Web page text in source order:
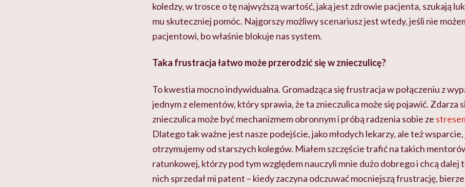
koledzy, w trosce o tę najwyższą wartość, jaką jest zdrowie pacjenta, szukają
mu skuteczniej pomóc. Najgorszy możliwy scenariusz jest wtedy, jeśli nie
pacjentowi, bo właśnie blokuje nas system.
Taka frustracja łatwo może przerodzić się w znieczulicę?
To kwestia mocno indywidualna. Gromadząca się frustracja w połączeniu z
jednym z elementów, który sprawia, że ta znieczulica może się pojawić. Zdarza
znieczulica może być mechanizmem obronnym i próbą radzenia sobie ze
Dlatego tak ważne jest nasze podejście, jako młodych lekarzy, ale też wsparcie,
otrzymujemy od starszych kolegów. Miałem szczęście trafić na takich
ratunkowej, którzy pod tym względem nauczyli mnie dużo dobrego i chcą dalej
nich sprzedał mi patent – kiedy zaczyna odczuwać mocniejszą frustrację,